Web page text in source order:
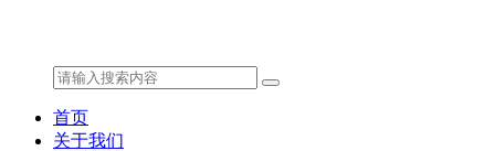
首页
关于我们